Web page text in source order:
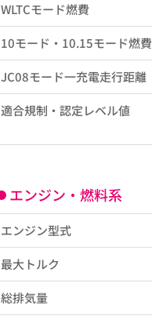
WLTCモード燃費
10モード・10.15モード燃費
JC08モード一充電走行距離
適合規制・認定レベル値
エンジン・燃料系
エンジン型式
最大トルク
総排気量